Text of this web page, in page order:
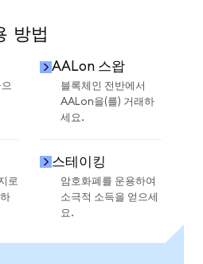
방법
AALon 스왑
블록체인 전반에서
AALon을(를) 거래하
세요.
로
스테이킹
암호화폐를 운용하여
소극적 소득을 얻으세
요.